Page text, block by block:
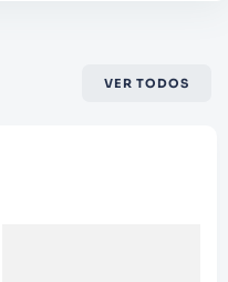
de 1 a 5
VER TODOS